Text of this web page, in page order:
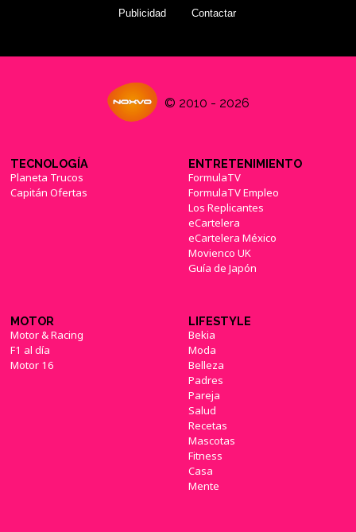
Publicidad Contactar
© 2010 - 2026
TECNOLOGÍA
Planeta Trucos
Capitán Ofertas
ENTRETENIMIENTO
FormulaTV
FormulaTV Empleo
Los Replicantes
eCartelera
eCartelera México
Movienco UK
Guía de Japón
MOTOR
Motor & Racing
F1 al día
Motor 16
LIFESTYLE
Bekia
Moda
Belleza
Padres
Pareja
Salud
Recetas
Mascotas
Fitness
Casa
Mente